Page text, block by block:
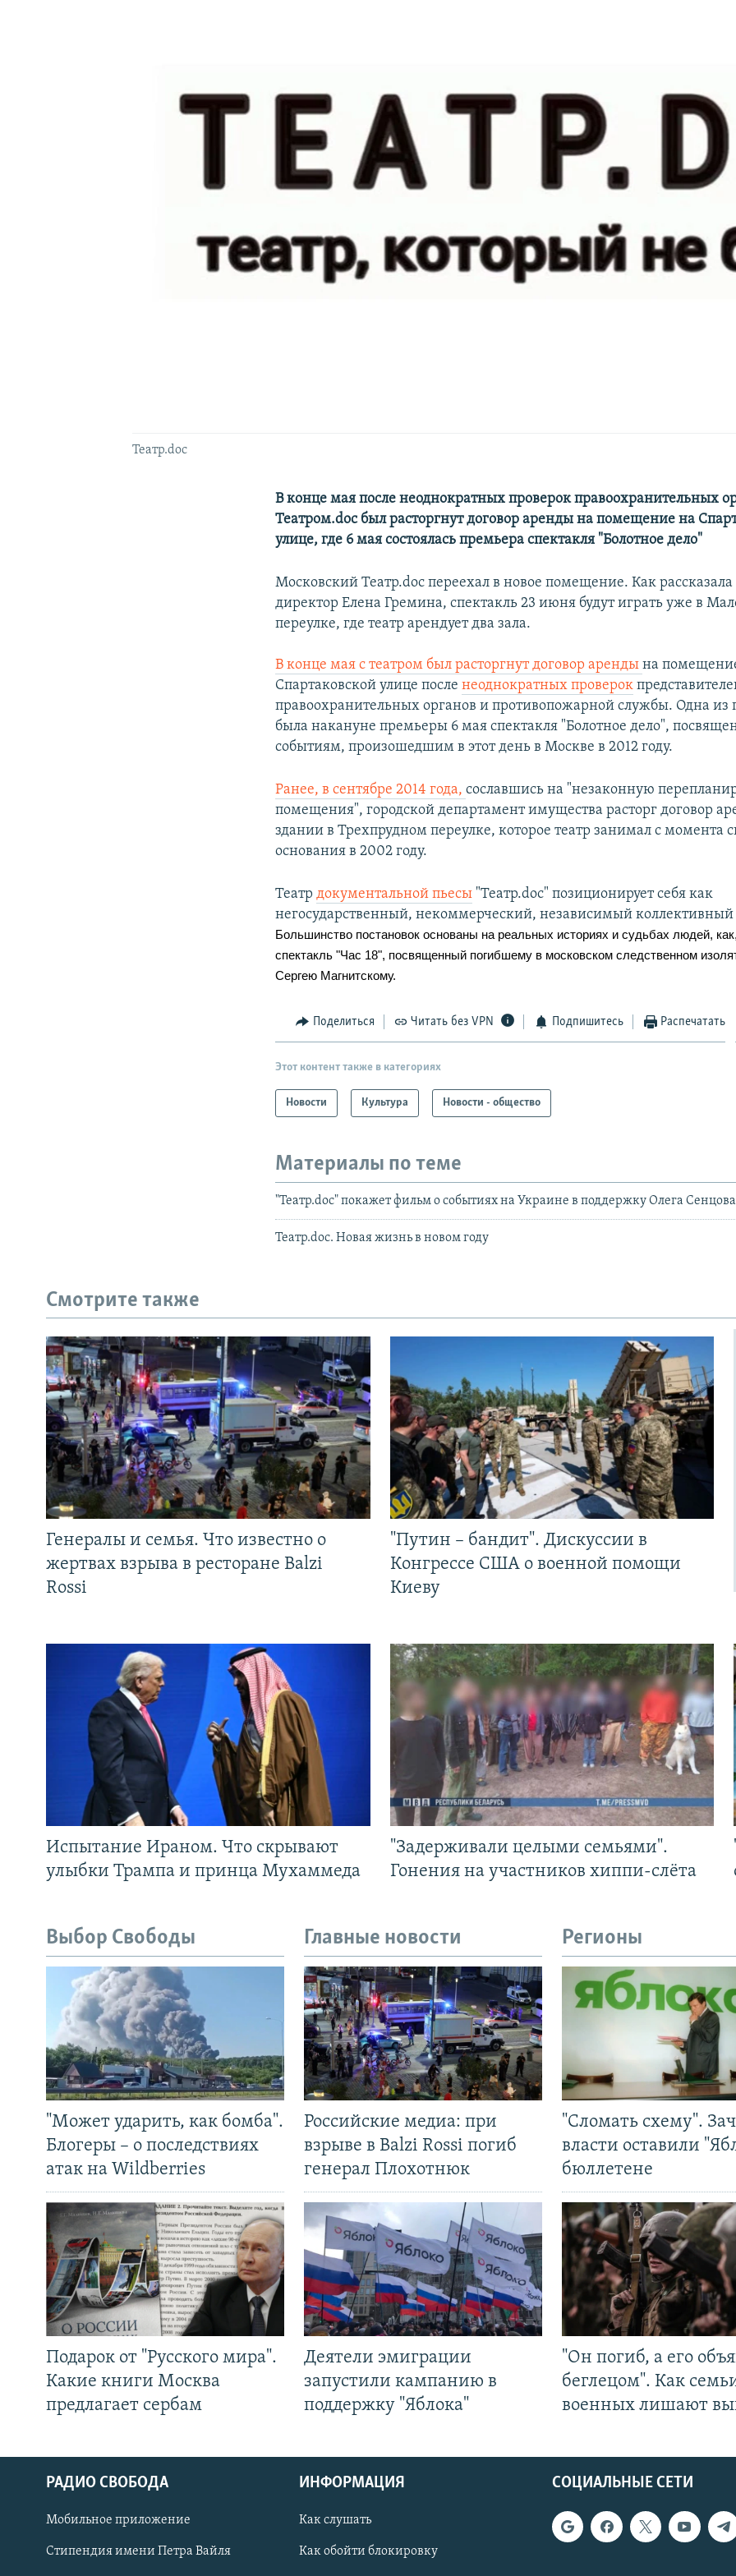
СОЦИАЛЬНЫЕ СЕТИ
Театр.doc
В конце мая после неоднократных проверок правоохранительных
Театром.doc был расторгнут договор аренды на помещение на
улице, где 6 мая состоялась премьера спектакля "Болотное дело"
Московский Театр.doc переехал в новое помещение. Как
директор Елена Гремина, спектакль 23 июня будут играть уже в
переулке, где театр арендует два зала.
В конце мая с театром был расторгнут договор арендына
Спартаковской улице посленеоднократных проверок
правоохранительных органов и противопожарной службы. Одна из
была накануне премьеры 6 мая спектакля "Болотное дело",
событиям, произошедшим в этот день в Москве в 2012 году.
Ранее, в сентябре 2014 года,сославшись на "незаконную
помещения", городской департамент имущества расторг договор
здании в Трехпрудном переулке, которое театр занимал с момента
основания в 2002 году.
Театрдокументальной пьесы "Театр.doc" позиционирует себя как
негосударственный, некоммерческий, независимый коллективный
Большинство постановок основаны на реальных историях и судьбах людей,
спектакль "Час 18", посвященный погибшему в московском следственном
Сергею Магнитскому.
Поделиться Читать без VPN Подпишитесь Распечатать
Этот контент также в категориях
Новости Культура Новости - общество
Материалы по теме
"Театр.doc" покажет фильм о событиях на Украине в поддержку Олега Сенцова
Театр.doc. Новая жизнь в новом году
Смотрите также
Генералы и семья. Что известно о
жертвах взрыва в ресторане Balzi
Rossi
"Путин – бандит". Дискуссии в
Конгрессе США о военной помощи
Киеву
Испытание Ираном. Что скрывают
улыбки Трампа и принца Мухаммеда
"Задерживали целыми семьями".
Гонения на участников хиппи-слёта
Выбор Свободы
"Может ударить, как бомба".
Блогеры – о последствиях
атак на Wildberries
Подарок от "Русского мира".
Какие книги Москва
предлагает сербам
Главные новости
Российские медиа: при
взрыве в Balzi Rossi погиб
генерал Плохотнюк
Деятели эмиграции
запустили кампанию в
поддержку "Яблока"
Регионы
"Сломать схему".
власти оставили
бюллетене
"Он погиб, а его
беглецом". Как
военных лишают
СОЦИАЛЬНЫЕ СЕТИ
РАДИО СВОБОДА
Мобильное приложение
Стипендия имени Петра Вайля
ИНФОРМАЦИЯ
Как слушать
Как обойти блокировку